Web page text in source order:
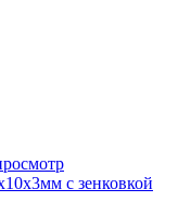
с зенковкой